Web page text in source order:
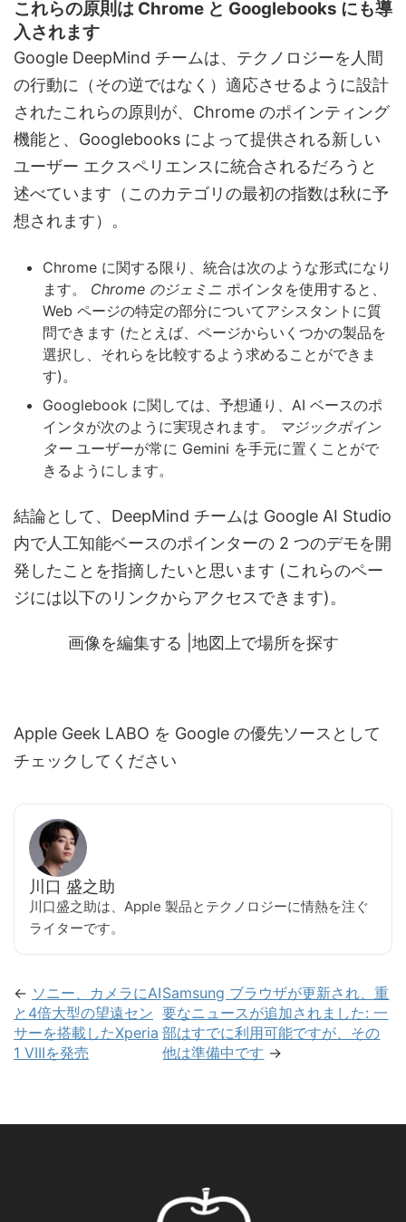
これらの原則は Chrome と Googlebooks にも導
入されます
Google DeepMind チームは、テクノロジーを人間
の行動に（その逆ではなく）適応させるように設計
されたこれらの原則が、Chrome のポインティング
機能と、Googlebooks によって提供される新しい
ユーザー エクスペリエンスに統合されるだろうと
述べています（このカテゴリの最初の指数は秋に予
想されます）。
Chrome に関する限り、統合は次のような形式になり
ます。 Chrome のジェミニ ポインタを使用すると、
Web ページの特定の部分についてアシスタントに質
問できます (たとえば、ページからいくつかの製品を
選択し、それらを比較するよう求めることができま
す)。
Googlebook に関しては、予想通り、AI ベースのポ
インタが次のように実現されます。
マジックポイン
ターユーザーが常に Gemini を手元に置くことがで
きるようにします。
結論として、DeepMind チームは Google AI Studio
内で人工知能ベースのポインターの 2 つのデモを開
発したことを指摘したいと思います (これらのペー
ジには以下のリンクからアクセスできます)。
画像を編集する |地図上で場所を探す
Apple Geek LABO を Google の優先ソースとして
チェックしてください
川口 盛之助
川口盛之助は、Apple 製品とテクノロジーに情熱を注ぐ
ライターです。
← ソニー、カメラにAI
と4倍大型の望遠セン
サーを搭載したXperia
1 VIIIを発売
Samsung ブラウザが更新され、重
要なニュースが追加されました: 一
部はすでに利用可能ですが、その
他は準備中です →